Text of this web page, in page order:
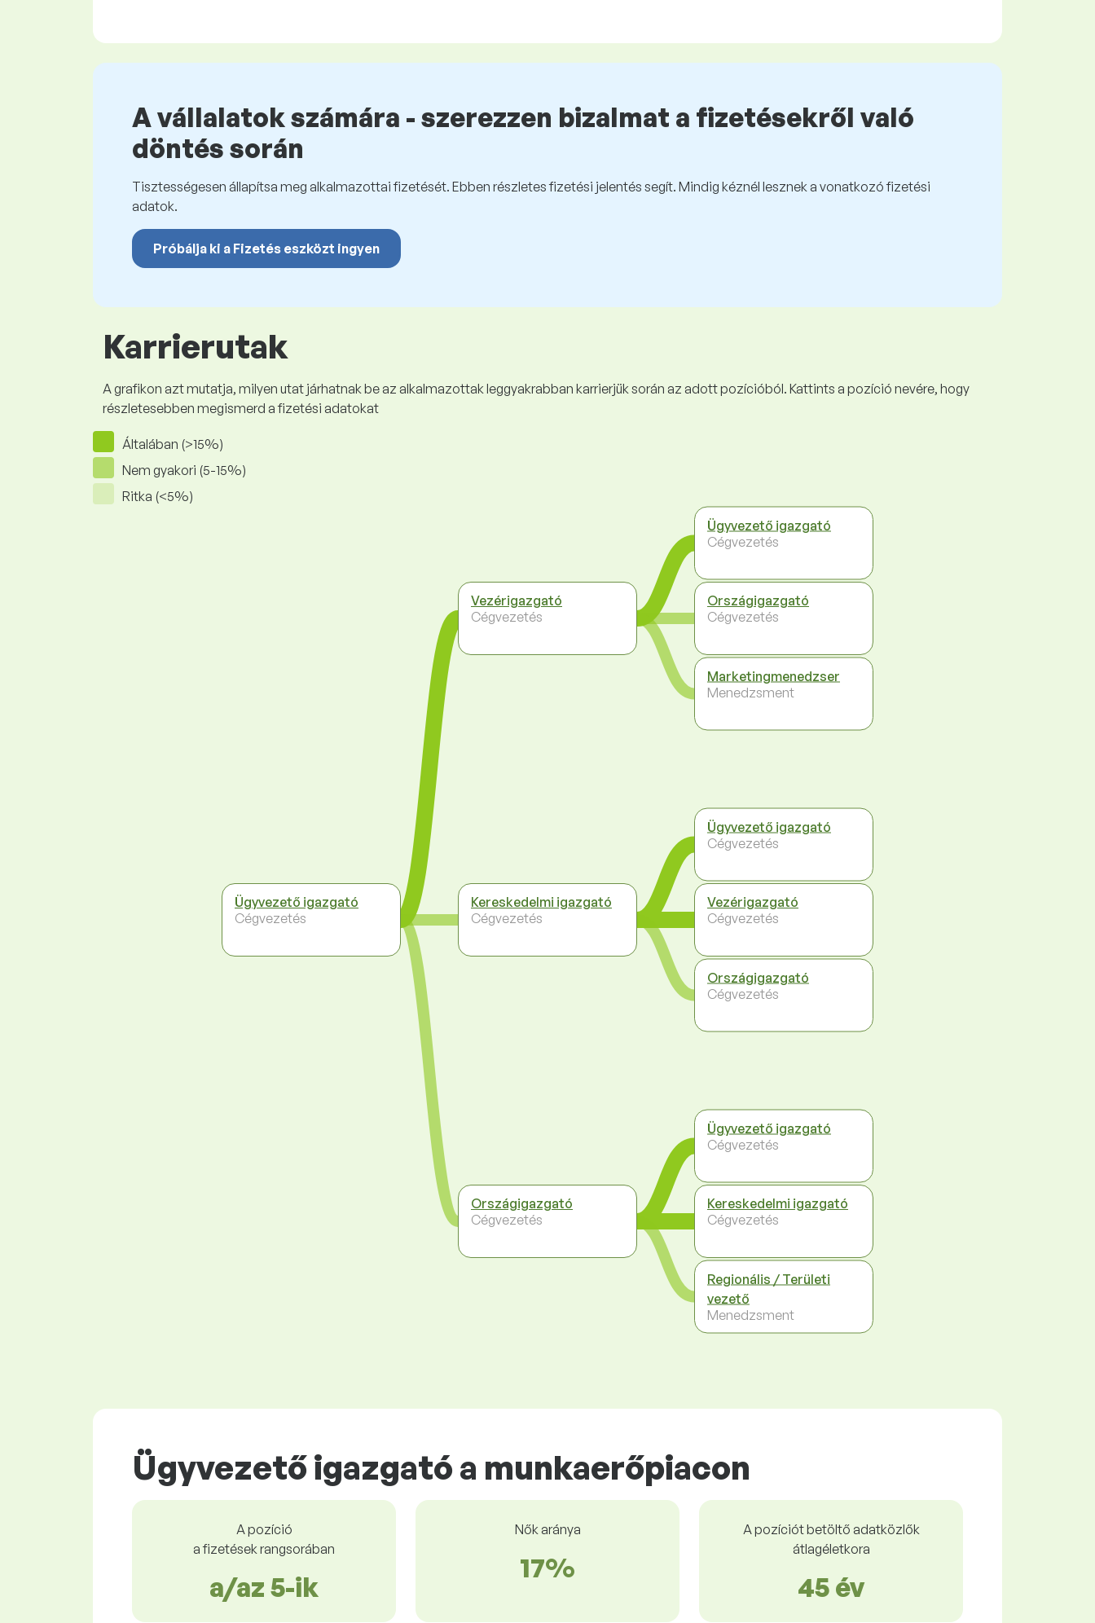
A vállalatok számára - szerezzen bizalmat a fizetésekről való
döntés során
Tisztességesen állapítsa meg alkalmazottai fizetését. Ebben részletes fizetési jelentés segít. Mindig kéznél lesznek a vonatkozó fizetési
adatok.
Próbálja ki a Fizetés eszközt ingyen
Karrierutak
A grafikon azt mutatja, milyen utat járhatnak be az alkalmazottak leggyakrabban karrierjük során az adott pozícióból. Kattints a pozíció nevére, hogy
részletesebben megismerd a fizetési adatokat
Általában (>15%)
Nem gyakori (5-15%)
Ritka (<5%)
Ügyvezető igazgató
Cégvezetés
Vezérigazgató
Cégvezetés
Kereskedelmi igazgató
Cégvezetés
Országigazgató
Cégvezetés
Ügyvezető igazgató
Cégvezetés
Országigazgató
Cégvezetés
Marketingmenedzser
Menedzsment
Ügyvezető igazgató
Cégvezetés
Vezérigazgató
Cégvezetés
Országigazgató
Cégvezetés
Ügyvezető igazgató
Cégvezetés
Kereskedelmi igazgató
Cégvezetés
Regionális / Területi
vezető
Menedzsment
Ügyvezető igazgató a munkaerőpiacon
A pozíció
a fizetések rangsorában
a/az 5-ik
Nők aránya
17%
A pozíciót betöltő adatközlők
átlagéletkora
45 év